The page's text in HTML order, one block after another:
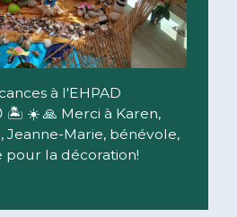
à l'EHPAD
🏝️ ☀️ 🙏 Merci à Karen,
Jeanne-Marie, bénévole,
pour la décoration!